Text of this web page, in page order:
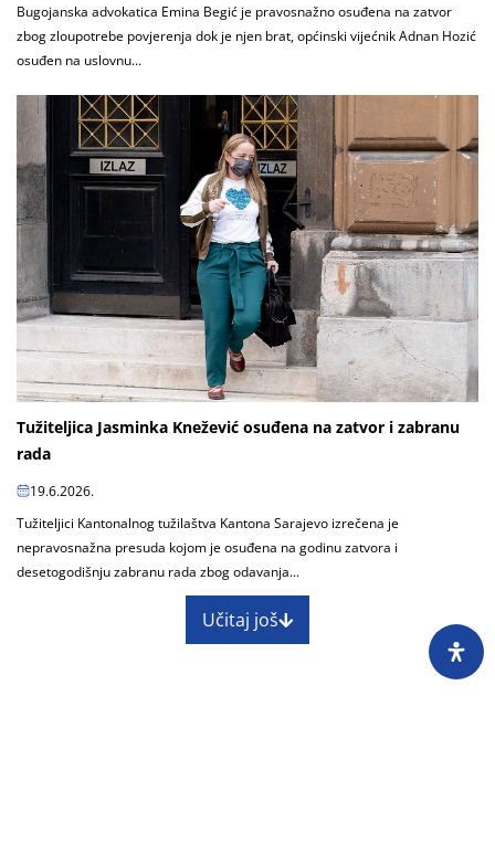
Bugojanska advokatica Emina Begić je pravosnažno osuđena na zatvor
zbog zloupotrebe povjerenja dok je njen brat, općinski vijećnik Adnan Hozić
osuđen na uslovnu...
Tužiteljica Jasminka Knežević osuđena na zatvor i zabranu
rada
19.6.2026.
Tužiteljici Kantonalnog tužilaštva Kantona Sarajevo izrečena je
nepravosnažna presuda kojom je osuđena na godinu zatvora i
desetogodišnju zabranu rada zbog odavanja...
Učitaj još